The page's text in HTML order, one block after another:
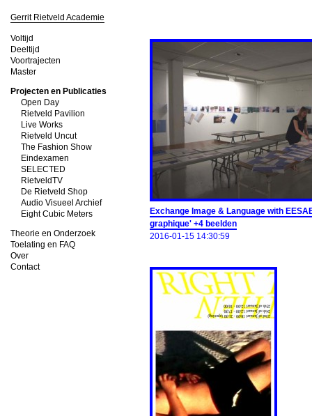
Gerrit Rietveld Academie
Voltijd
Deeltijd
Voortrajecten
Master
Projecten en Publicaties
Open Day
Rietveld Pavilion
Live Works
Rietveld Uncut
The Fashion Show
Eindexamen
SELECTED
RietveldTV
De Rietveld Shop
Audio Visueel Archief
Eight Cubic Meters
Theorie en Onderzoek
Toelating en FAQ
Over
Contact
Exchange Image & Language with
graphique' +4 beelden
2016-01-15 14:30:59